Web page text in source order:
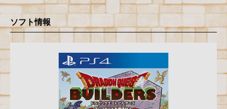
ソフト情報